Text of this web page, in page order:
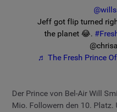
Jeff got flip turned
the planet 😂.
♬ The Fresh Prince
Der Prince von Bel-Air Will
Mio. Followern den 10.